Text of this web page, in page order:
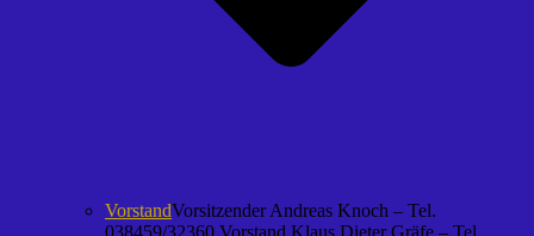
VorstandVorsitzender Andreas Knoch – Tel.
038459/32360 Vorstand Klaus Dieter Gräfe – Tel.